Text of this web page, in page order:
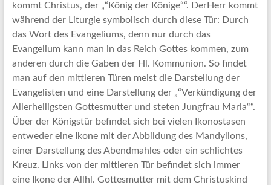
kommt Christus, der „“König der Könige““. DerHerr kommt
während der Liturgie symbolisch durch diese Tür: Durch
das Wort des Evangeliums, denn nur durch das
Evangelium kann man in das Reich Gottes kommen, zum
anderen durch die Gaben der Hl. Kommunion. So findet
man auf den mittleren Türen meist die Darstellung der
Evangelisten und eine Darstellung der „“Verkündigung der
Allerheiligsten Gottesmutter und steten Jungfrau Maria““.
Über der Königstür befindet sich bei vielen Ikonostasen
entweder eine Ikone mit der Abbildung des Mandylions,
einer Darstellung des Abendmahles oder ein schlichtes
Kreuz. Links von der mittleren Tür befindet sich immer
eine Ikone der Allhl. Gottesmutter mit dem Christuskind